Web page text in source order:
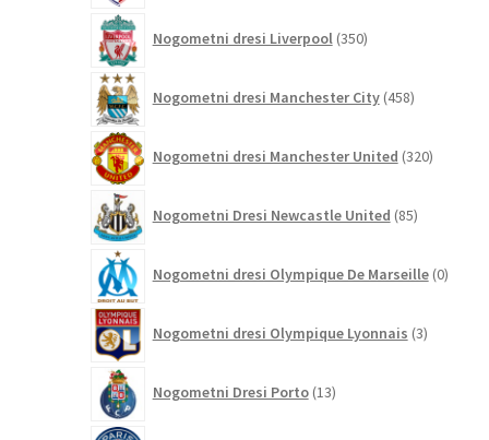
Nogometni dresi Liverpool 350izdelkov
Nogometni dresi Manchester City 458izdelkov
Nogometni dresi Manchester United 320izdelkov
Nogometni Dresi Newcastle United 85izdelkov
Nogometni dresi Olympique De Marseille 0
Nogometni dresi Olympique Lyonnais 3izdelki
Nogometni Dresi Porto 13izdelkov